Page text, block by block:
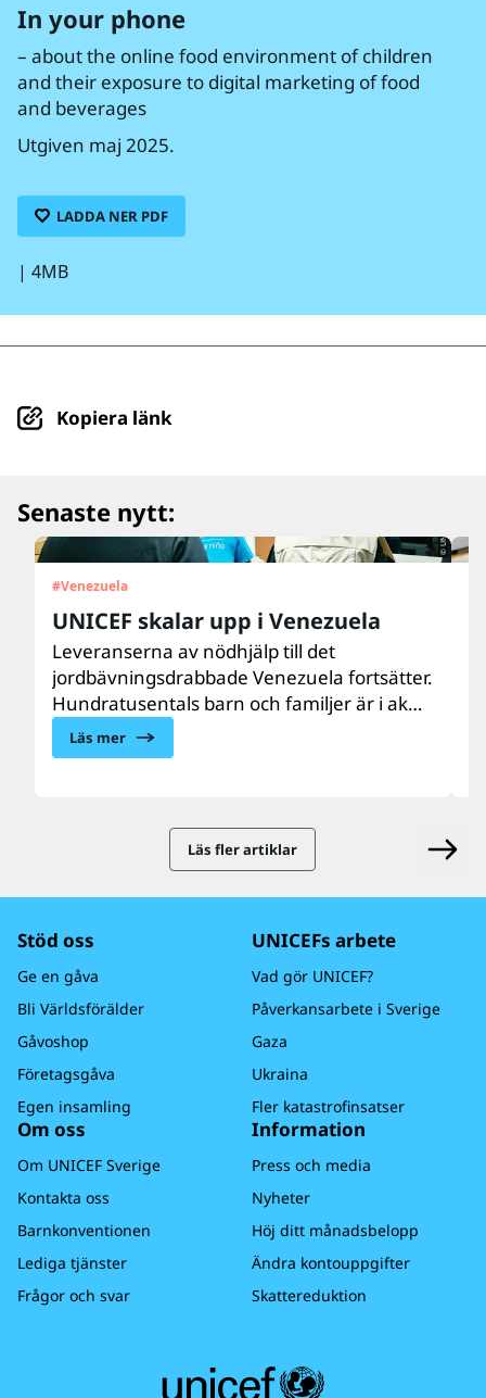
In your phone
– about the online food environment of children
and their exposure to digital marketing of food
and beverages
Utgiven maj 2025.
LADDA NER PDF
| 4MB
Kopiera länk
Senaste nytt:
#Venezuela
UNICEF skalar upp i Venezuela
Leveranserna av nödhjälp till det
jordbävningsdrabbade Venezuela fortsätter.
Hundratusentals barn och familjer är i akut
behov av vård, näring, vatten, sanitet och
hygien samt psykosocialt stöd. UNICEF finns
Läs mer
Läs fler artiklar
Stöd oss
Ge en gåva
Bli Världsförälder
Gåvoshop
Företagsgåva
Egen insamling
UNICEFs arbete
Vad gör UNICEF?
Påverkansarbete i Sverige
Gaza
Ukraina
Fler katastrofinsatser
Om oss
Om UNICEF Sverige
Kontakta oss
Barnkonventionen
Lediga tjänster
Frågor och svar
Information
Press och media
Nyheter
Höj ditt månadsbelopp
Ändra kontouppgifter
Skattereduktion